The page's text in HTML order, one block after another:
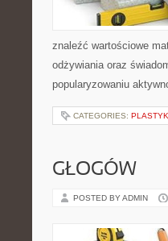
znaleźć wartościowe
odżywiania oraz
popularyzowaniu
CATEGORIES:
GŁOGÓW
POSTED BY ADMIN